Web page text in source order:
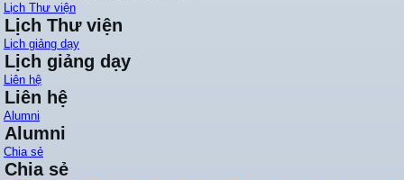
Lịch Thư viện
Lịch Thư viện
Lịch giảng dạy
Lịch giảng dạy
Liên hệ
Liên hệ
Alumni
Alumni
Chia sẻ
Chia sẻ